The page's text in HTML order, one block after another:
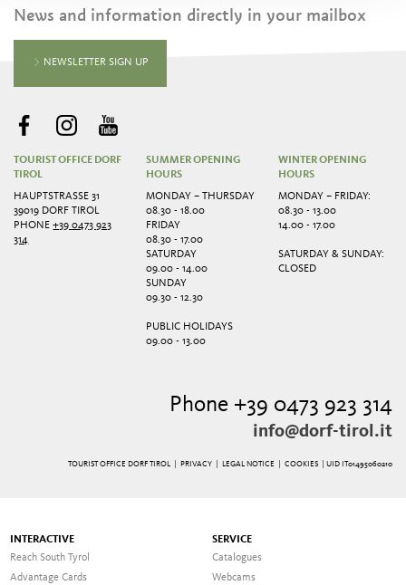
News and information directly in your mailbox
NEWSLETTER SIGN UP
TOURIST OFFICE DORF
TIROL
HAUPTSTRASSE 31
39019 DORF TIROL
PHONE+39 0473 923
314
SUMMER OPENING
HOURS
MONDAY – THURSDAY
08.30 - 18.00
FRIDAY
08.30 - 17.00
SATURDAY
09.00 - 14.00
SUNDAY
09.30 - 12.30
PUBLIC HOLIDAYS
09.00 - 13.00
WINTER OPENING
HOURS
MONDAY – FRIDAY:
08.30 - 13.00
14.00 - 17.00
SATURDAY & SUNDAY:
CLOSED
Phone +39 0473 923 314
info@dorf-tirol.it
TOURIST OFFICE DORF TIROL | PRIVACY| LEGAL NOTICE COOKIES | UID IT01495060210
INTERACTIVE
Reach South Tyrol
Advantage Cards
SERVICE
Catalogues
Webcams